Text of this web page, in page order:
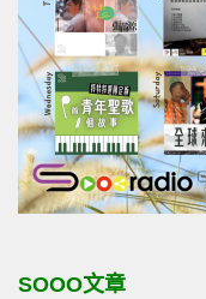
SOOO文章